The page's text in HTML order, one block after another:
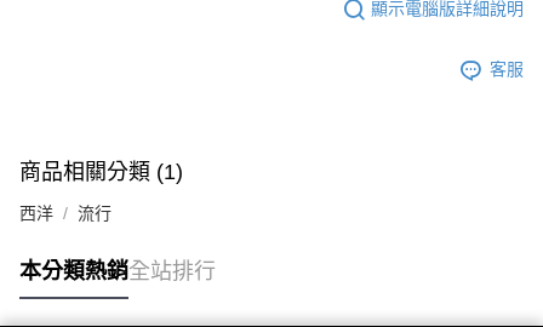
顯示電腦版詳細說明
客服
商品相關分類 (1)
西洋 流行
本分類熱銷全站排行